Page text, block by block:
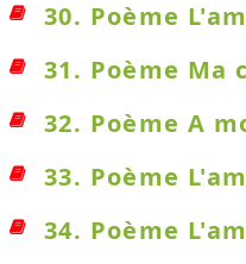
30. Poème
31. Poème Ma
32. Poème A
33. Poème
34. Poème